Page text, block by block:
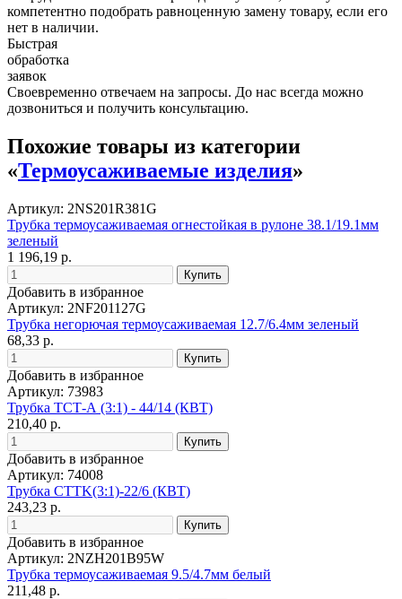
компетентно подобрать равноценную замену товару, если его
нет в наличии.
Быстрая
обработка
заявок
Своевременно отвечаем на запросы. До нас всегда можно
дозвониться и получить консультацию.
Похожие товары из категории
«Термоусаживаемые изделия»
Артикул: 2NS201R381G
Трубка термоусаживаемая огнестойкая в рулоне 38.1/19.1мм
зеленый
1 196,19 р.
Добавить в избранное
Артикул: 2NF201127G
Трубка негорючая термоусаживаемая 12.7/6.4мм зеленый
68,33 р.
Добавить в избранное
Артикул: 73983
Трубка ТСТ-А (3:1) - 44/14 (КВТ)
210,40 р.
Добавить в избранное
Артикул: 74008
Трубка CTTK(3:1)-22/6 (КВТ)
243,23 р.
Добавить в избранное
Артикул: 2NZH201B95W
Трубка термоусаживаемая 9.5/4.7мм белый
211,48 р.